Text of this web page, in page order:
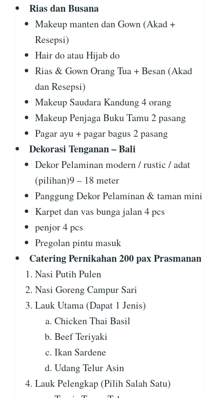
Rias dan Busana
Makeup manten dan Gown (Akad +
Resepsi)
Hair do atau Hijab do
Rias & Gown Orang Tua + Besan (Akad
dan Resepsi)
Makeup Saudara Kandung 4 orang
Makeup Penjaga Buku Tamu 2 pasang
Pagar ayu + pagar bagus 2 pasang
Dekorasi Tenganan – Bali
Dekor Pelaminan modern / rustic / adat
(pilihan)9 – 18 meter
Panggung Dekor Pelaminan & taman mini
Karpet dan vas bunga jalan 4 pcs
penjor 4 pcs
Pregolan pintu masuk
Catering Pernikahan 200 pax Prasmanan
Nasi Putih Pulen
Nasi Goreng Campur Sari
Lauk Utama (Dapat 1 Jenis)
Chicken Thai Basil
Beef Teriyaki
Ikan Sardene
Udang Telur Asin
Lauk Pelengkap (Pilih Salah Satu)